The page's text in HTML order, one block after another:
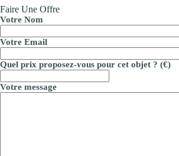
Faire Une Offre
Votre Nom
Votre Email
Quel prix proposez-vous pour cet objet ? (€)
Votre message